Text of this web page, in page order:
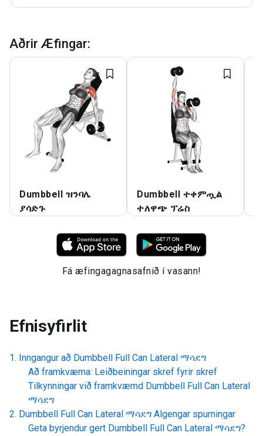
Aðrir Æfingar:
Dumbbell ዝንባሌ
ያሳድጉ
Dumbbell ተቀምጧል
ተለዋጭ ፕሬስ
Fá æfingagagnasafnið í vasann!
Efnisyfirlit
Inngangur að Dumbbell Full Can Lateral ማሳደግ
Að framkvæma: Leiðbeiningar skref fyrir skref
Tilkynningar við framkvæmd Dumbbell Full Can Lateral
ማሳደግ
Dumbbell Full Can Lateral ማሳደግ Algengar spurningar
Geta byrjendur gert Dumbbell Full Can Lateral ማሳደግ?